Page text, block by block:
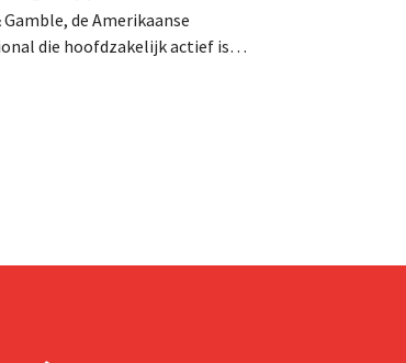
de Amerikaanse
die hoofdzakelijk actief is in